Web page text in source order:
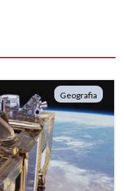
Geografia